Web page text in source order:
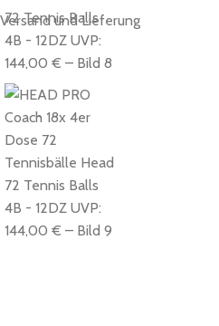
Versand und Lieferung